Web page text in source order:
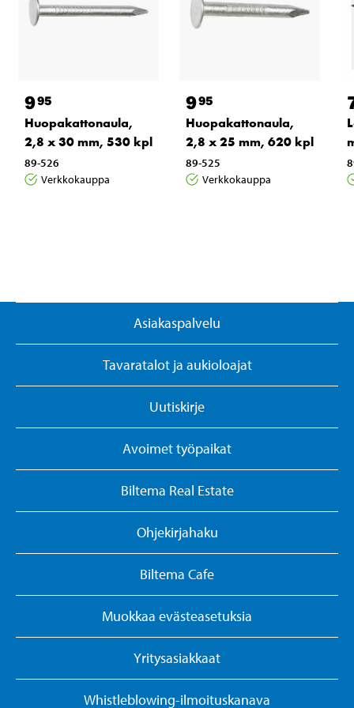
995
Huopakattonaula,
2,8 x 30 mm, 530 kpl
89-526
Verkkokauppa
995
Huopakattonaula,
2,8 x 25 mm, 620 kpl
89-525
Verkkokauppa
Asiakaspalvelu
Tavaratalot ja aukioloajat
Uutiskirje
Avoimet työpaikat
Biltema Real Estate
Ohjekirjahaku
Biltema Cafe
Muokkaa evästeasetuksia
Yritysasiakkaat
Whistleblowing-ilmoituskanava